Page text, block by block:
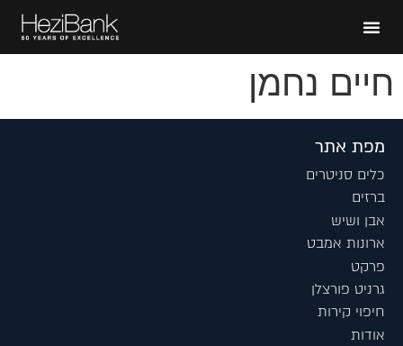
חיים נחמן
מפת אתר
כלים סניטרים
ברזים
אבן ושיש
ארונות אמבט
פרקט
גרניט פורצלן
חיפוי קירות
אודות